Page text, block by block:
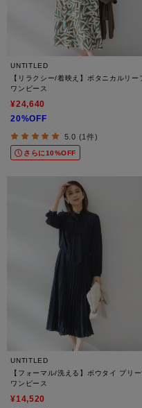
UNTITLED
【リラクシー/着映え】ボタニカルリー
ワンピース
¥24,640
20%OFF
5.0 (1件)
さらに10%OFF
UNTITLED
【フォーマル/洗える】ボウタイ プリー
ワンピース
¥14,520